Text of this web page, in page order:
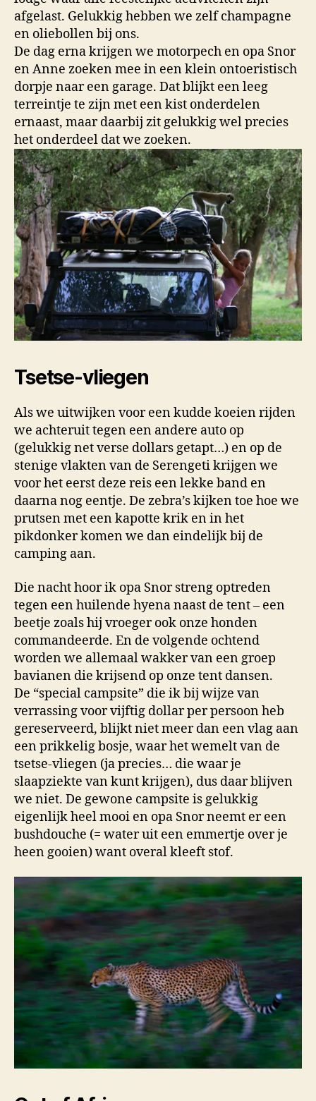
afgelast. Gelukkig hebben we zelf champagne
en oliebollen bij ons.
De dag erna krijgen we motorpech en opa Snor
en Anne zoeken mee in een klein ontoeristisch
dorpje naar een garage. Dat blijkt een leeg
terreintje te zijn met een kist onderdelen
ernaast, maar daarbij zit gelukkig wel precies
het onderdeel dat we zoeken.
Tsetse-vliegen
Als we uitwijken voor een kudde koeien rijden
we achteruit tegen een andere auto op
(gelukkig net verse dollars getapt…) en op de
stenige vlakten van de Serengeti krijgen we
voor het eerst deze reis een lekke band en
daarna nog eentje. De zebra’s kijken toe hoe we
prutsen met een kapotte krik en in het
pikdonker komen we dan eindelijk bij de
camping aan.
Die nacht hoor ik opa Snor streng optreden
tegen een huilende hyena naast de tent – een
beetje zoals hij vroeger ook onze honden
commandeerde. En de volgende ochtend
worden we allemaal wakker van een groep
bavianen die krijsend op onze tent dansen.
De “special campsite” die ik bij wijze van
verrassing voor vijftig dollar per persoon heb
gereserveerd, blijkt niet meer dan een vlag aan
een prikkelig bosje, waar het wemelt van de
tsetse-vliegen (ja precies… die waar je
slaapziekte van kunt krijgen), dus daar blijven
we niet. De gewone campsite is gelukkig
eigenlijk heel mooi en opa Snor neemt er een
bushdouche (= water uit een emmertje over je
heen gooien) want overal kleeft stof.